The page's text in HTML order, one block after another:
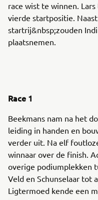
race wist te winnen.
vierde startpositie.
startrij&nbsp;zouden
plaatsnemen.
Race 1
Beekmans nam na het
leiding in handen en
verder uit. Na elf
winnaar over de finish.
overige podiumplekken
Veld en Schunselaar tot
Ligtermoed kende een